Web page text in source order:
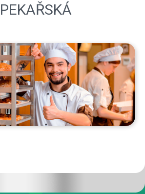
PEKAŘSKÁ